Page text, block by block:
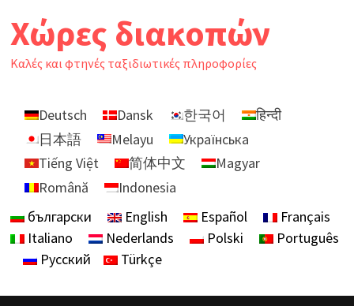
toΧώρες διακοπών
Καλές και φτηνές ταξιδιωτικές πληροφορίες
Deutsch Dansk 한국어
हिन्दी
日本語
Melayu
Українська
Tiếng Việt
简体中文
Magyar
Română
Indonesia
български
English Español
Français
Italiano
Nederlands Polski
Português
Русский
Türkçe